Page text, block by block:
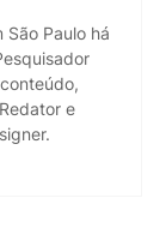
Paulo há
e